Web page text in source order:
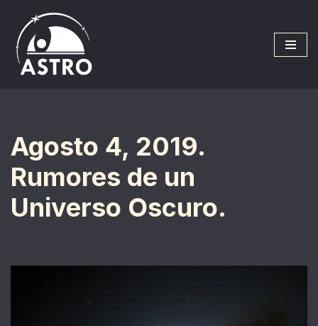
Saltar
al
contenido
Agosto 4, 2019.
Rumores de un
Universo Oscuro.